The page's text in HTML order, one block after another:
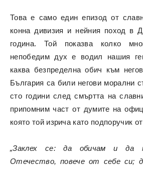
Това е само един епизод от
конна дивизия и нейния поход в
година. Той показва колко
непобедим дух е водил нашия
каква безпределна обич към
България са били негови морални
сто години след смъртта на
припомним част от думите на
която той изрича като подпоручик
„Заклех се: да обичам и да
Отечество, повече от себе си;